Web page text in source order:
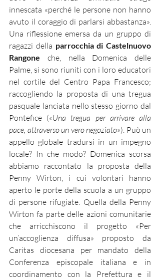
innescata «perché le persone non hanno
avuto il coraggio di parlarsi abbastanza».
Una riflessione emersa da un gruppo di
ragazzi della parrocchia di Castelnuovo
Rangone che, nella Domenica delle
Palme, si sono riuniti con i loro educatori
nel cortile del Centro Papa Francesco;
raccogliendo la proposta di una tregua
pasquale lanciata nello stesso giorno dal
Pontefice («Una tregua per arrivare alla
pace, attraverso un vero negoziato»). Può un
appello globale tradursi in un impegno
locale? In che modo? Domenica scorsa
abbiamo raccontato la proposta della
Penny Wirton, i cui volontari hanno
aperto le porte della scuola a un gruppo
di persone rifugiate. Quella della Penny
Wirton fa parte delle azioni comunitarie
che arricchiscono il progetto «Per
un’accoglienza diffusa» proposto da
Caritas diocesana per mandato della
Conferenza episcopale italiana e in
coordinamento con la Prefettura e il